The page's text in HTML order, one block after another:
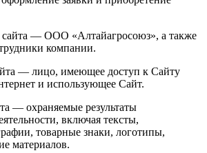
— ООО «Алтайагросоюз», а также
компании.
— лицо, имеющее доступ к Сайту
и использующее Сайт.
— охраняемые результаты
включая тексты,
товарные знаки, логотипы,
материалов.